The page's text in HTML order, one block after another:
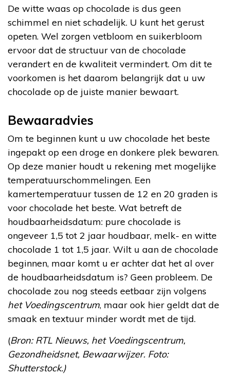
De witte waas op chocolade is dus geen
schimmel en niet schadelijk. U kunt het gerust
opeten. Wel zorgen vetbloom en suikerbloom
ervoor dat de structuur van de chocolade
verandert en de kwaliteit vermindert. Om dit te
voorkomen is het daarom belangrijk dat u uw
chocolade op de juiste manier bewaart.
Bewaaradvies
Om te beginnen kunt u uw chocolade het beste
ingepakt op een droge en donkere plek bewaren.
Op deze manier houdt u rekening met mogelijke
temperatuurschommelingen. Een
kamertemperatuur tussen de 12 en 20 graden is
voor chocolade het beste. Wat betreft de
houdbaarheidsdatum: pure chocolade is
ongeveer 1,5 tot 2 jaar houdbaar, melk- en witte
chocolade 1 tot 1,5 jaar. Wilt u aan de chocolade
beginnen, maar komt u er achter dat het al over
de houdbaarheidsdatum is? Geen probleem. De
chocolade zou nog steeds eetbaar zijn volgens
het Voedingscentrum, maar ook hier geldt dat de
smaak en textuur minder wordt met de tijd.
(Bron: RTL Nieuws, het Voedingscentrum,
Gezondheidsnet, Bewaarwijzer. Foto:
Shutterstock.)